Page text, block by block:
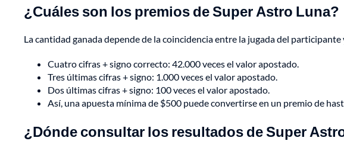
¿Cuáles son los premios de Super Astro Luna?
La cantidad ganada depende de la coincidencia entre la jugada del
Cuatro cifras + signo correcto: 42.000 veces el valor apostado.
Tres últimas cifras + signo: 1.000 veces el valor apostado.
Dos últimas cifras + signo: 100 veces el valor apostado.
Así, una apuesta mínima de $500 puede convertirse en un premio de
¿Dónde consultar los resultados de Super